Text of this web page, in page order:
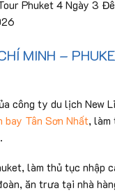
Phuket 4 Ngày 3
MINH –
công ty du lịch New
bay Tân Sơn Nhất, làm
làm thủ tục nhập
ăn trưa tại nhà